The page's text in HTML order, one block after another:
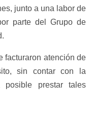
junto a una labor de
parte del Grupo de
facturaron atención de
sin contar con la
posible prestar tales